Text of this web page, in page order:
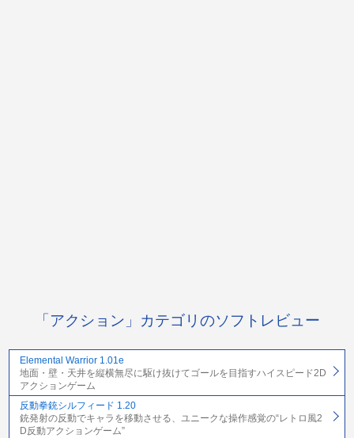
「アクション」カテゴリのソフトレビュー
Elemental Warrior 1.01e
地面・壁・天井を縦横無尽に駆け抜けてゴールを目指すハイスピード2D
アクションゲーム
反動拳銃シルフィード 1.20
銃発射の反動でキャラを移動させる、ユニークな操作感覚の“レトロ風2
D反動アクションゲーム”